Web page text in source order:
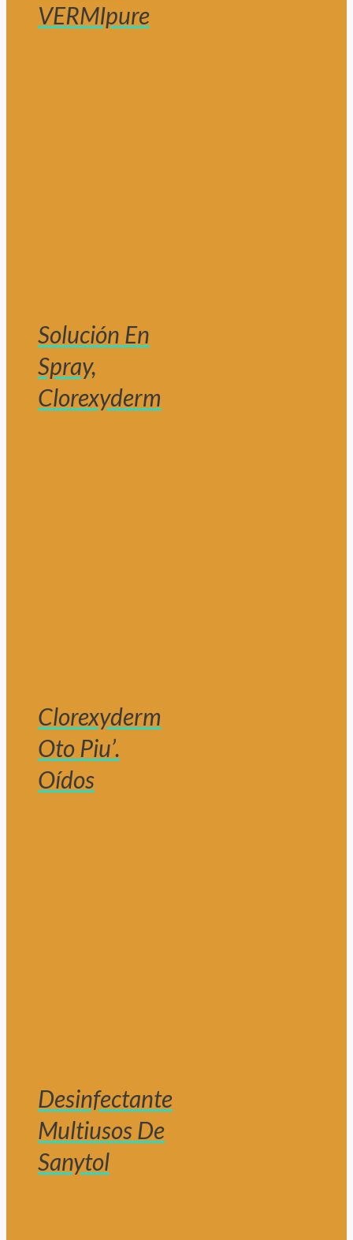
VERMIpure
Solución En
Spray,
Clorexyderm
Clorexyderm
Oto Piu’.
Oídos
Desinfectante
Multiusos De
Sanytol